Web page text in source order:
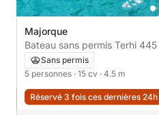
Majorque
Sans permis
5 personnes · 15 cv · 4.5 m
Réservé 3 fois ces dernières 24h